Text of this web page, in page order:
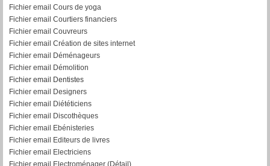
Fichier email Cours de yoga
Fichier email Courtiers financiers
Fichier email Couvreurs
Fichier email Création de sites internet
Fichier email Déménageurs
Fichier email Démolition
Fichier email Dentistes
Fichier email Designers
Fichier email Diététiciens
Fichier email Discothèques
Fichier email Ebénisteries
Fichier email Editeurs de livres
Fichier email Electriciens
Fichier email Electroménager (Détail)